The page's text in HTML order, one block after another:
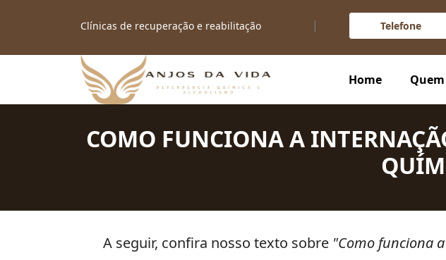
Clínicas de recuperação e reabilitação
Compreenda completamente como funciona a internação compulsória,
Telefone
Clínicas de recuperação e reabilitação em SP
Home
COMO FUNCIONA A
A seguir, confira nosso texto sobre "Como funciona